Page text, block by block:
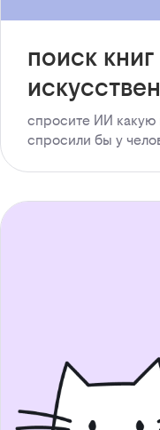
поиск
спросите ИИ какую
спросили бы у